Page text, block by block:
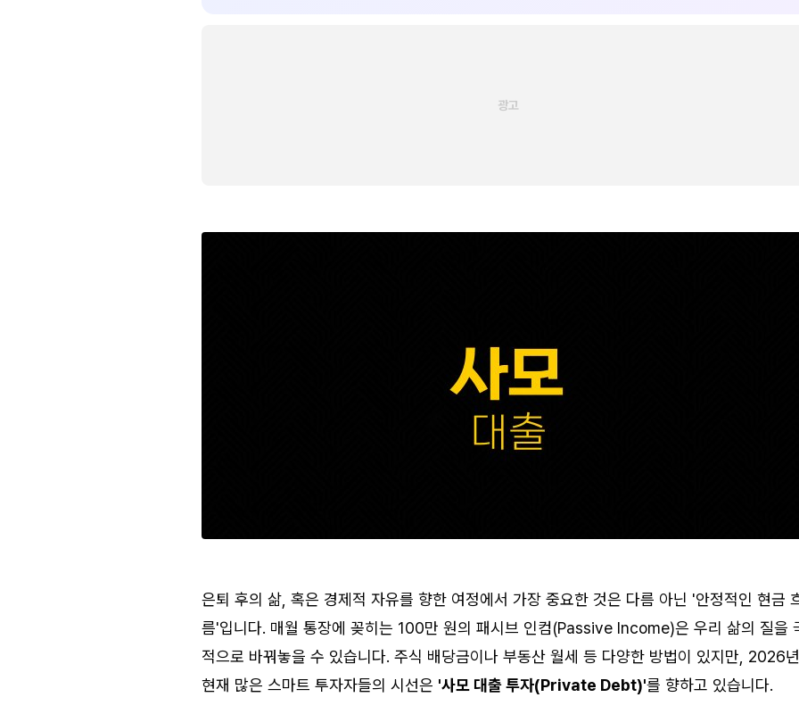
은퇴 후의 삶, 혹은 경제적 자유를 향한 여정에서 가장 중요한 것은 다름 아닌 '안정적인 현금
름'입니다. 매월 통장에 꽂히는 100만 원의 패시브 인컴(Passive Income)은 우리 삶의 질을
적으로 바꿔놓을 수 있습니다. 주식 배당금이나 부동산 월세 등 다양한 방법이 있지만, 2026년
현재 많은 스마트 투자자들의 시선은 '사모 대출 투자(Private Debt)'를 향하고 있습니다.